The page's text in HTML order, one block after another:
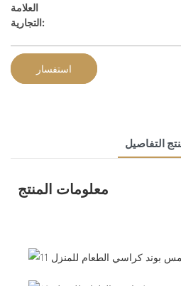
العلامة
التجارية:
استفسار
التفاصيل
معلومات المنتج